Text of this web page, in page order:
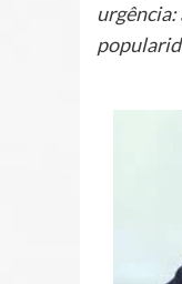
urgência: